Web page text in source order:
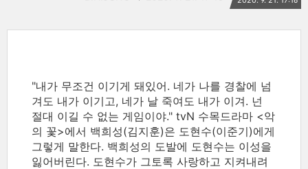
"내가 무조건 이기게 돼있어. 네가 나를 경찰에 넘
겨도 내가 이기고, 네가 날 죽여도 내가 이겨. 넌
절대 이길 수 없는 게임이야." tvN 수목드라마 <악
의 꽃>에서 백희성(김지훈)은 도현수(이준기)에게
그렇게 말한다. 백희성의 도발에 도현수는 이성을
잃어버린다. 도현수가 그토록 사랑하고 지켜내려